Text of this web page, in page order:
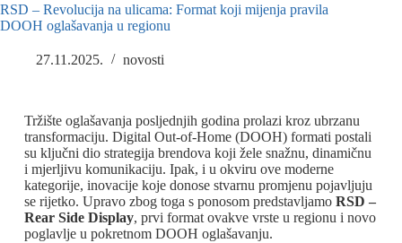
RSD – Revolucija na ulicama: Format koji mijenja pravila
DOOH oglašavanja u regionu
27.11.2025. novosti
Tržište oglašavanja posljednjih godina prolazi kroz ubrzanu
transformaciju. Digital Out-of-Home (DOOH) formati postali
su ključni dio strategija brendova koji žele snažnu, dinamičnu
i mjerljivu komunikaciju. Ipak, i u okviru ove moderne
kategorije, inovacije koje donose stvarnu promjenu pojavljuju
se rijetko. Upravo zbog toga s ponosom predstavljamo RSD –
Rear Side Display, prvi format ovakve vrste u regionu i novo
poglavlje u pokretnom DOOH oglašavanju.